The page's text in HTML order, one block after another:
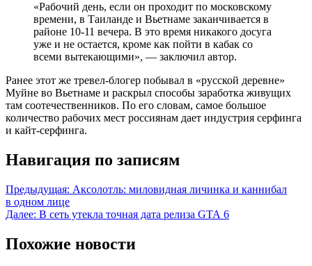
«Рабочий день, если он проходит по московскому
времени, в Таиланде и Вьетнаме заканчивается в
районе 10-11 вечера. В это время никакого досуга
уже и не остается, кроме как пойти в кабак со
всеми вытекающими», — заключил автор.
Ранее этот же тревел-блогер побывал в «русской деревне»
Муйне во Вьетнаме и раскрыл способы заработка живущих
там соотечественников. По его словам, самое большое
количество рабочих мест россиянам дает индустрия серфинга
и кайт-серфинга.
Навигация по записям
Предыдущая: Аксолотль: миловидная личинка и каннибал
в одном лице
Далее: В сеть утекла точная дата релиза GTA 6
Похожие новости